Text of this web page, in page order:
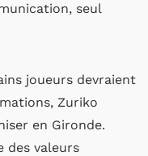
seul
joueurs devraient
Zuriko
en Gironde.
des valeurs